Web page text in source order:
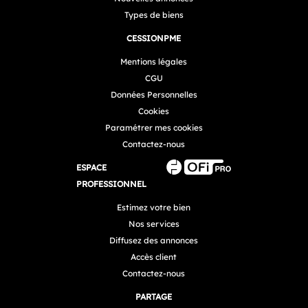
Types de biens
CESSIONPME
Mentions légales
CGU
Données Personnelles
Cookies
Paramétrer mes cookies
Contactez-nous
ESPACE
PROFESSIONNEL
Estimez votre bien
Nos services
Diffusez des annonces
Accès client
Contactez-nous
PARTAGE